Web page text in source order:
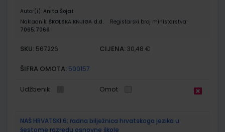
Autor(i): Anita Šojat
Nakladnik: ŠKOLSKA KNJIGA d.d.
Registarski broj ministarstva:
7065;7066
SKU: 567226 CIJENA: 30,48 €
ŠIFRA OMOTA: 500157
Udžbenik Omot
NAŠ HRVATSKI 6; radna bilježnica hrvatskoga jezika u
šestome razredu osnovne škole